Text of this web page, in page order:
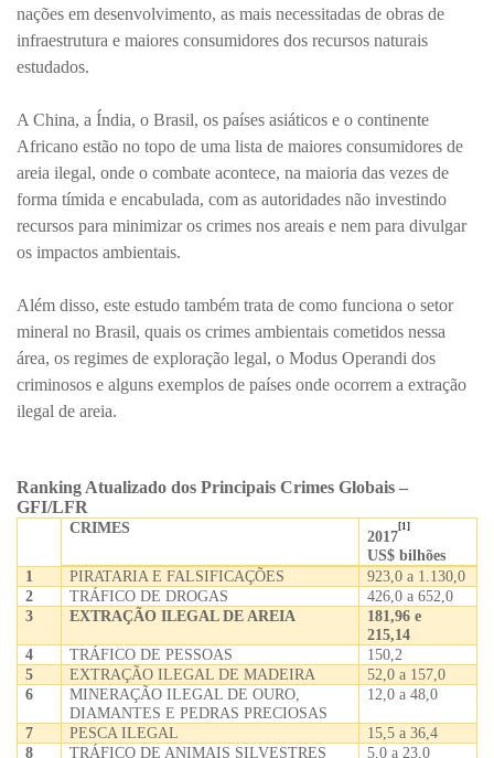
nações em desenvolvimento, as mais necessitadas de obras de
infraestrutura e maiores consumidores dos recursos naturais
estudados.
A China, a Índia, o Brasil, os países asiáticos e o continente
Africano estão no topo de uma lista de maiores consumidores de
areia ilegal, onde o combate acontece, na maioria das vezes de
forma tímida e encabulada, com as autoridades não investindo
recursos para minimizar os crimes nos areais e nem para divulgar
os impactos ambientais.
Além disso, este estudo também trata de como funciona o setor
mineral no Brasil, quais os crimes ambientais cometidos nessa
área, os regimes de exploração legal, o Modus Operandi dos
criminosos e alguns exemplos de países onde ocorrem a extração
ilegal de areia.
Ranking Atualizado dos Principais Crimes Globais –
GFI/LFR
CRIMES
2017
[1]
US$ bilhões
1
PIRATARIA E FALSIFICAÇÕES
923,0 a 1.130,0
2
TRÁFICO DE DROGAS
426,0 a 652,0
3
EXTRAÇÃO ILEGAL DE AREIA
181,96 e
215,14
4
TRÁFICO DE PESSOAS
150,2
5
EXTRAÇÃO ILEGAL DE MADEIRA
52,0 a 157,0
6
MINERAÇÃO ILEGAL DE OURO,
DIAMANTES E PEDRAS PRECIOSAS
12,0 a 48,0
7 PESCA ILEGAL
15,5 a 36,4
8
TRÁFICO DE ANIMAIS SILVESTRES
5,0 a 23,0